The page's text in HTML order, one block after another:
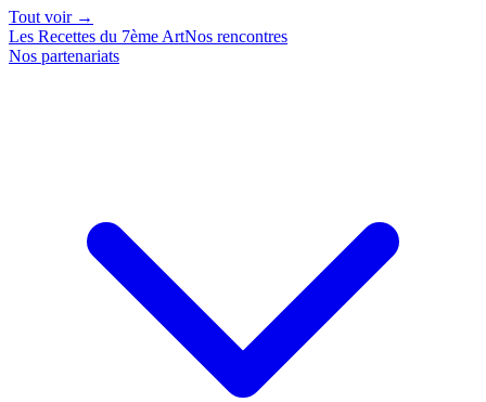
Tout voir →
Les Recettes du 7ème ArtNos rencontres
Nos partenariats